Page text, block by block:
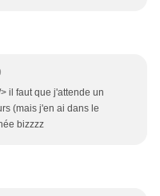
il faut que j'attende un
(mais j'en ai dans le
bizzzz